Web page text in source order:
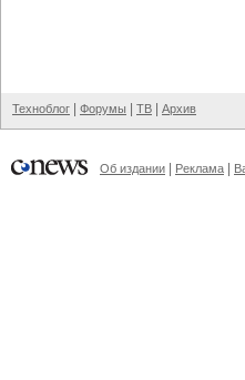
Техноблог Форумы ТВ Архив
Об издании Реклама